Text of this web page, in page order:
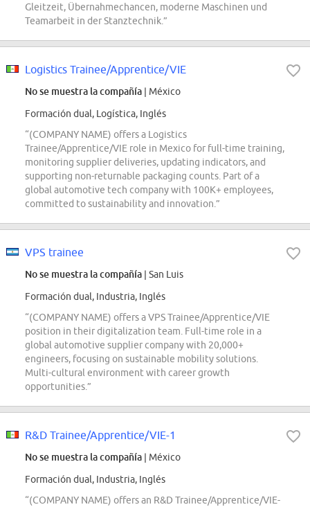
Gleitzeit, Übernahmechancen, moderne Maschinen und
Teamarbeit in der Stanztechnik.”
Logistics Trainee/Apprentice/VIE
No se muestra la compañía | México
Formación dual, Logística, Inglés
“(COMPANY NAME) offers a Logistics
Trainee/Apprentice/VIE role in Mexico for full-time training,
monitoring supplier deliveries, updating indicators, and
supporting non-returnable packaging counts. Part of a
global automotive tech company with 100K+ employees,
committed to sustainability and innovation.”
VPS trainee
No se muestra la compañía | San Luis
Formación dual, Industria, Inglés
“(COMPANY NAME) offers a VPS Trainee/Apprentice/VIE
position in their digitalization team. Full-time role in a
global automotive supplier company with 20,000+
engineers, focusing on sustainable mobility solutions.
Multi-cultural environment with career growth
opportunities.”
R&D Trainee/Apprentice/VIE-1
No se muestra la compañía | México
Formación dual, Industria, Inglés
“(COMPANY NAME) offers an R&D Trainee/Apprentice/VIE-